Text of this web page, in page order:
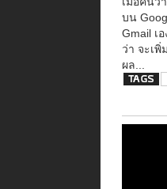
บน
Gmail เ
ว่า จะเ
ผล...